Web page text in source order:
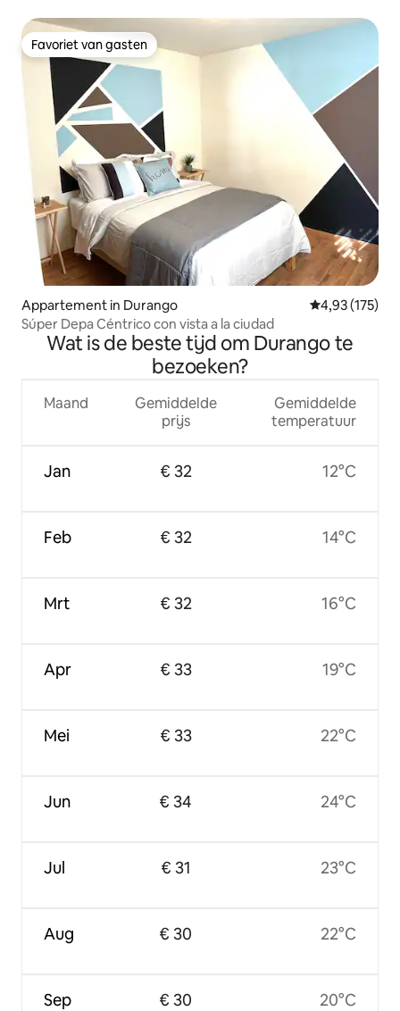
Favoriet van gasten
Favoriet van gasten
Appartement in Durango Gemiddelde
4,93 (175)
Súper Depa Céntrico con vista a la ciudad
Wat is de beste tijd om Durango te
bezoeken?
Maand
Jan
Feb
Mrt
Apr
Mei
Jun
Jul
Aug
Sep
Gemiddelde
prijs
€ 32
€ 32
€ 32
€ 33
€ 33
€ 34
€ 31
€ 30
€ 30
Gemiddelde
temperatuur
12°C
14°C
16°C
19°C
22°C
24°C
23°C
22°C
20°C